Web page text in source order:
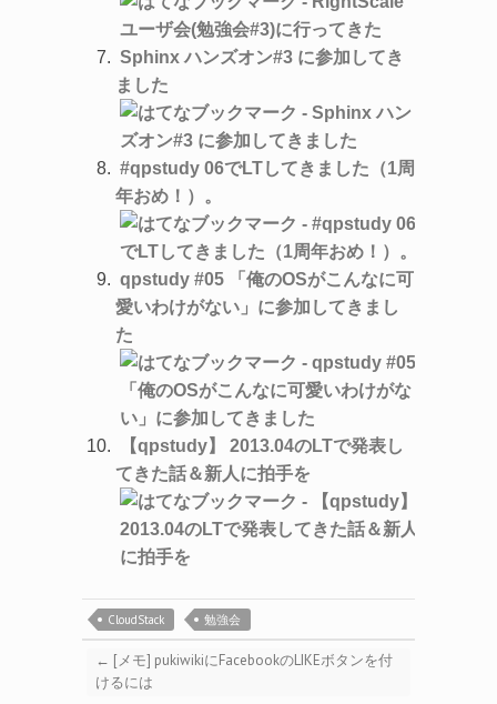
Sphinx ハンズオン#3 に参加してき
ました
#qpstudy 06でLTしてきました（1周
年おめ！）。
qpstudy #05 「俺のOSがこんなに可
愛いわけがない」に参加してきまし
た
【qpstudy】 2013.04のLTで発表し
てきた話＆新人に拍手を
CloudStack 勉強会
← [メモ] pukiwikiにFacebookのLIKEボタンを付
けるには